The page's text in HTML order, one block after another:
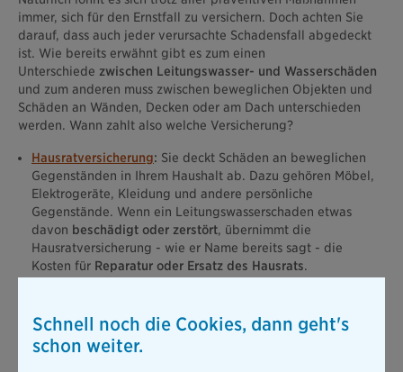
immer, sich für den Ernstfall zu versichern. Doch achten Sie
darauf, dass auch jeder verursachte Schadensfall abgedeckt
ist. Wie bereits erwähnt gibt es zum einen
Unterschiede zwischen Leitungswasser- und Wasserschäden
und zum anderen muss zwischen beweglichen Objekten und
Schäden an Wänden, Decken oder am Dach unterschieden
werden. Wann zahlt also welche Versicherung?
Hausratversicherung: Sie deckt Schäden an beweglichen
Gegenständen in Ihrem Haushalt ab. Dazu gehören Möbel,
Elektrogeräte, Kleidung und andere persönliche
Gegenstände. Wenn ein Leitungswasserschaden etwas
davon beschädigt oder zerstört, übernimmt die
Hausratversicherung - wie er Name bereits sagt - die
Kosten für Reparatur oder Ersatz des Hausrats.
Bestandteile wie Wände, Decken, Böden und Dach. Wenn
durch einen Leitungswasserschaden strukturelle Schäden
Schnell noch die Cookies, dann geht's
schon weiter.